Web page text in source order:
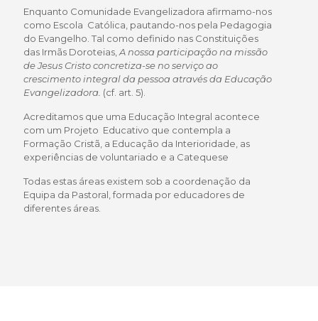
Enquanto Comunidade Evangelizadora afirmamo-nos
como Escola Católica, pautando-nos pela Pedagogia
do Evangelho. Tal como definido nas Constituições
das Irmãs Doroteias, A nossa participação na missão
de Jesus Cristo concretiza-se no serviço ao
crescimento integral da pessoa através da Educação
Evangelizadora. (cf. art. 5).
Acreditamos que uma Educação Integral acontece
com um Projeto Educativo que contempla a
Formação Cristã, a Educação da Interioridade, as
experiências de voluntariado e a Catequese
Todas estas áreas existem sob a coordenação da
Equipa da Pastoral, formada por educadores de
diferentes áreas.